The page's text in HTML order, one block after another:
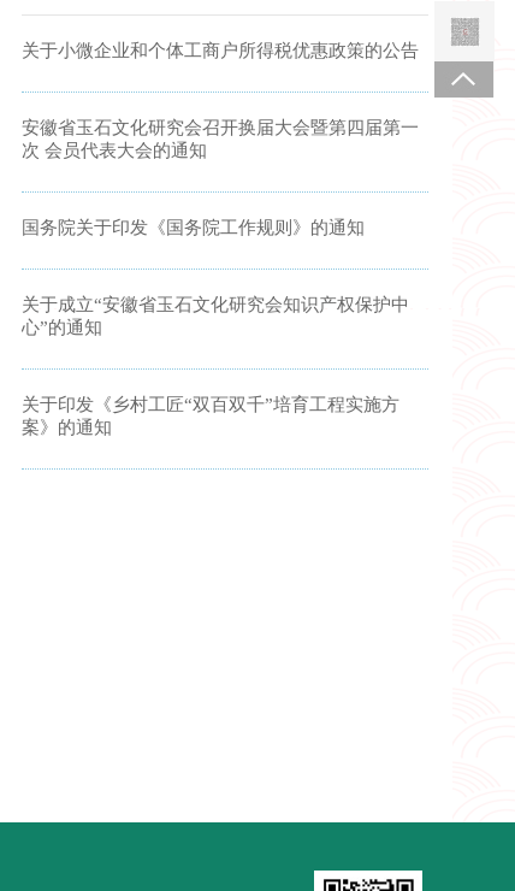
关于小微企业和个体工商户所得税优惠政策的公告
安徽省玉石文化研究会召开换届大会暨第四届第一
次 会员代表大会的通知
国务院关于印发《国务院工作规则》的通知
关于成立“安徽省玉石文化研究会知识产权保护中
心”的通知
关于印发《乡村工匠“双百双千”培育工程实施方
案》的通知